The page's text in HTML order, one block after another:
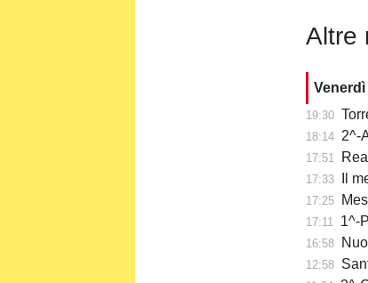
Altre
19:30
18:14 2^-
17:51
17:33 Il
17:25
17:11 1^-
16:58
12:58